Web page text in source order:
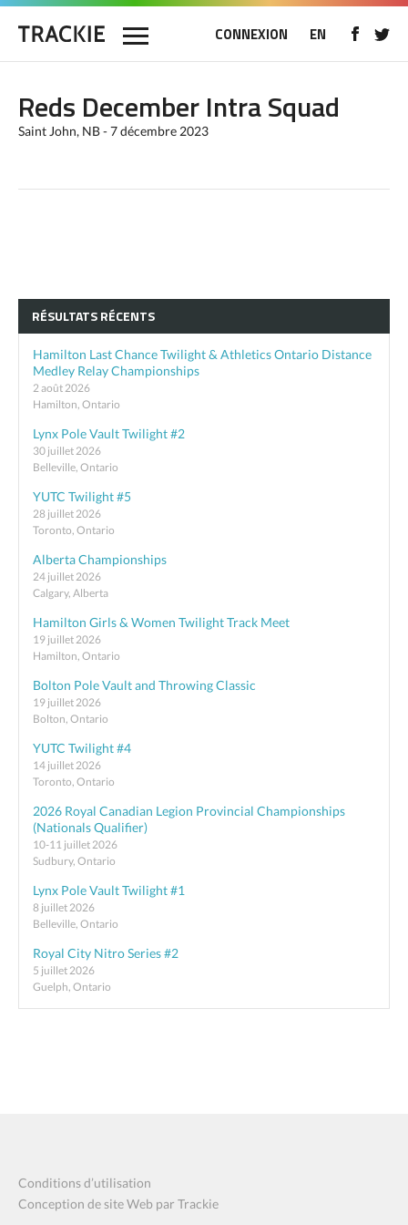
CONNEXION EN
Reds December Intra Squad
Saint John, NB - 7 décembre 2023
RÉSULTATS RÉCENTS
Hamilton Last Chance Twilight & Athletics Ontario Distance
Medley Relay Championships
2 août 2026
Hamilton, Ontario
Lynx Pole Vault Twilight #2
30 juillet 2026
Belleville, Ontario
YUTC Twilight #5
28 juillet 2026
Toronto, Ontario
Alberta Championships
24 juillet 2026
Calgary, Alberta
Hamilton Girls & Women Twilight Track Meet
19 juillet 2026
Hamilton, Ontario
Bolton Pole Vault and Throwing Classic
19 juillet 2026
Bolton, Ontario
YUTC Twilight #4
14 juillet 2026
Toronto, Ontario
2026 Royal Canadian Legion Provincial Championships
(Nationals Qualifier)
10-11 juillet 2026
Sudbury, Ontario
Lynx Pole Vault Twilight #1
8 juillet 2026
Belleville, Ontario
Royal City Nitro Series #2
5 juillet 2026
Guelph, Ontario
Conditions d’utilisation
Conception de site Web par Trackie